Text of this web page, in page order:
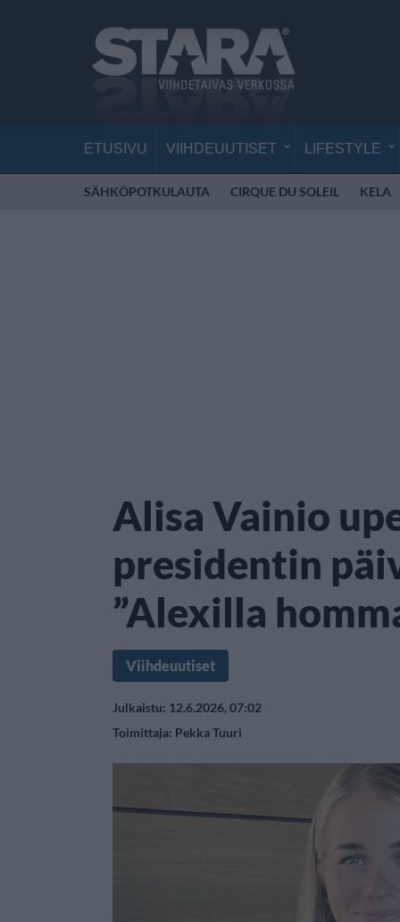
ETUSIVU VIIHDEUUTISET LIFESTYLE
SÄHKÖPOTKULAUTA CIRQUE DU SOLEIL KELA
Alisa Vainio
presidentin
”Alexilla
Viihdeuutiset
Julkaistu: 12.6.2026, 07:02
Toimittaja: Pekka Tuuri